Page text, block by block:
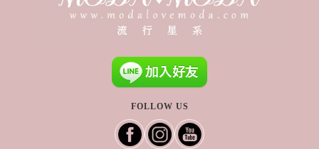
FOLLOW US